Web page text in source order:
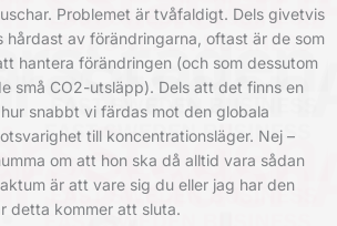
Problemet är tvåfaldigt. Dels givetvis
hårdast av förändringarna, oftast är de som
hantera förändringen (och som dessutom
små CO2-utsläpp). Dels att det finns en
snabbt vi färdas mot den globala
till koncentrationsläger. Nej –
om att hon ska då alltid vara sådan
är att vare sig du eller jag har den
detta kommer att sluta.